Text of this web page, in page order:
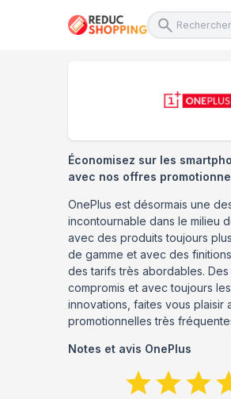
Économisez sur les
avec nos offres
OnePlus est désormais une
incontournable dans le milieu
avec des produits toujours
de gamme et avec des
des tarifs très abordables.
compromis et avec toujours
innovations, faites vous plaisir
promotionnelles très
Notes et avis OnePlus